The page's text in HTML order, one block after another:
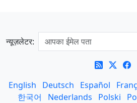
न्यूज़लेटर:
English Deutsch Español
한국어
Nederlands Polski